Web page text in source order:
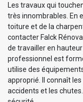
Les travaux qui
très innombrables. En
toiture et de la
contacter Falck
de travailler en
professionnel est
utilise des
approprié. Il connaît
accidents et les